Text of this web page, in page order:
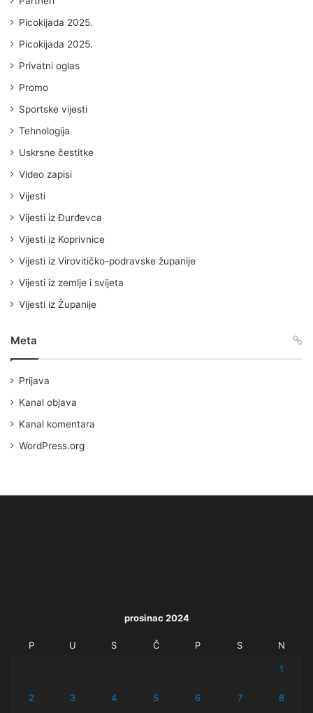
Picokijada 2025.
Picokijada 2025.
Privatni oglas
Promo
Sportske vijesti
Tehnologija
Uskrsne čestitke
Video zapisi
Vijesti
Vijesti iz Đurđevca
Vijesti iz Koprivnice
Vijesti iz Virovitičko-podravske županije
Vijesti iz zemlje i svijeta
Vijesti iz Županije
Meta
Prijava
Kanal objava
Kanal komentara
WordPress.org
prosinac 2024
P U S Č P S N
1
2 3 4 5 6 7 8